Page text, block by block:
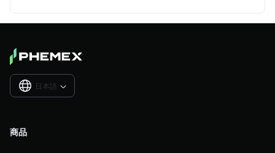
日本語 
商品